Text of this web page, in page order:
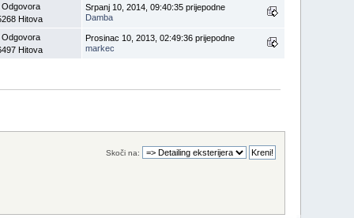
Odgovora
Hitova
Srpanj 10, 2014, 09:40:35 prijepodne
Damba
Odgovora
Hitova
Prosinac 10, 2013, 02:49:36 prijepodne
markec
Skoči na: